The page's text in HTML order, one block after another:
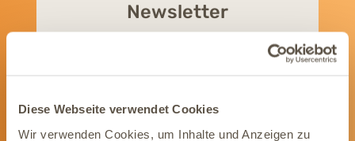
Diese Webseite verwendet Cookies
Wir verwenden Cookies, um Inhalte und Anzeigen zu
Newsletter
und Angeboten rund um die Gesundheit Deines
Newsletter abonnieren